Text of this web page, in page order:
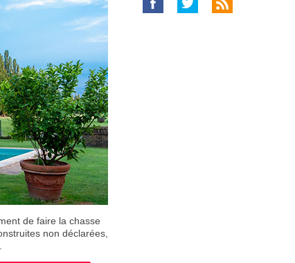
de faire la chasse
non déclarées,